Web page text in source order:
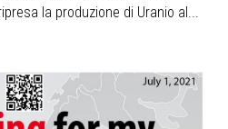
la produzione di Uranio al...